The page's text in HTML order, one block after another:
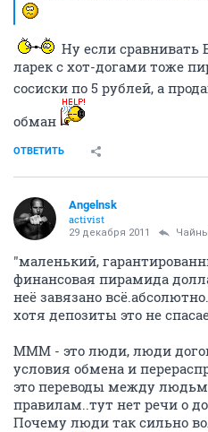
Ну если сравнивать
ларек с хот-догами тоже
сосиски по 5 рублей, а
обман
ОТВЕТИТЬ
Angelnsk
activist
29 декабря 2011
"маленький,
финансовая пирамида
неё завязано
хотя депозиты это не
МММ - это люди, люди
условия обмена и
это переводы между
правилам..тут нет речи о
Почему люди так сильно